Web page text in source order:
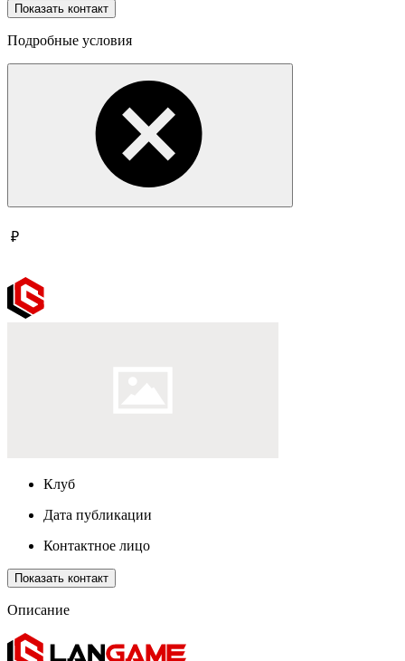
Показать контакт
Подробные условия
₽
Клуб
Дата публикации
Контактное лицо
Показать контакт
Описание